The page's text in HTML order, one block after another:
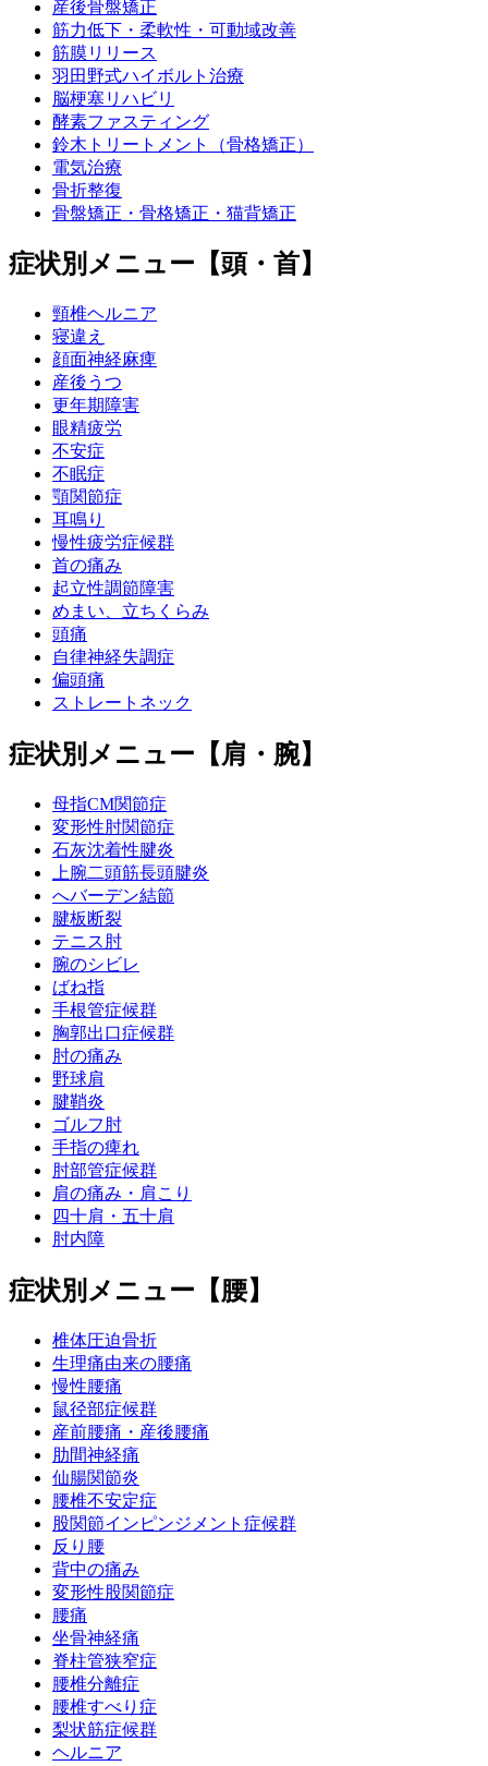
産後骨盤矯正
筋力低下・柔軟性・可動域改善
筋膜リリース
羽田野式ハイボルト治療
脳梗塞リハビリ
酵素ファスティング
鈴木トリートメント（骨格矯正）
電気治療
骨折整復
骨盤矯正・骨格矯正・猫背矯正
症状別メニュー【頭・首】
頸椎ヘルニア
寝違え
顔面神経麻痺
産後うつ
更年期障害
眼精疲労
不安症
不眠症
顎関節症
耳鳴り
慢性疲労症候群
首の痛み
起立性調節障害
めまい、立ちくらみ
頭痛
自律神経失調症
偏頭痛
ストレートネック
症状別メニュー【肩・腕】
母指CM関節症
変形性肘関節症
石灰沈着性腱炎
上腕二頭筋長頭腱炎
へバーデン結節
腱板断裂
テニス肘
腕のシビレ
ばね指
手根管症候群
胸郭出口症候群
肘の痛み
野球肩
腱鞘炎
ゴルフ肘
手指の痺れ
肘部管症候群
肩の痛み・肩こり
四十肩・五十肩
肘内障
症状別メニュー【腰】
椎体圧迫骨折
生理痛由来の腰痛
慢性腰痛
鼠径部症候群
産前腰痛・産後腰痛
肋間神経痛
仙腸関節炎
腰椎不安定症
股関節インピンジメント症候群
反り腰
背中の痛み
変形性股関節症
腰痛
坐骨神経痛
脊柱管狭窄症
腰椎分離症
腰椎すべり症
梨状筋症候群
ヘルニア